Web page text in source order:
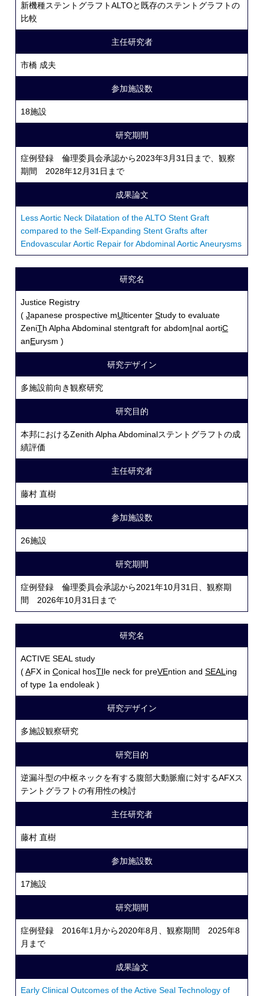
新機種ステントグラフトALTOと既存のステントグラフトの
比較
主任研究者
市橋 成夫
参加施設数
18施設
研究期間
症例登録 倫理委員会承認から2023年3月31日まで、観察
期間 2028年12月31日まで
成果論文
Less Aortic Neck Dilatation of the ALTO Stent Graft
compared to the Self-Expanding Stent Grafts after
Endovascular Aortic Repair for Abdominal Aortic Aneurysms
研究名
Justice Registry
(Japanese prospective mUlticenterStudy to evaluate
ZeniTh Alpha Abdominal stentgraft for abdomInal aortiC
anEurysm )
研究デザイン
多施設前向き観察研究
研究目的
本邦におけるZenith Alpha Abdominalステントグラフトの成
績評価
主任研究者
藤村 直樹
参加施設数
26施設
研究期間
症例登録 倫理委員会承認から2021年10月31日、観察期
間 2026年10月31日まで
研究名
ACTIVE SEAL study
(AFX inConical hosTIle neck for preVEntion andSEAL ing
of type 1a endoleak )
研究デザイン
多施設観察研究
研究目的
逆漏斗型の中枢ネックを有する腹部大動脈瘤に対するAFXス
テントグラフトの有用性の検討
主任研究者
藤村 直樹
参加施設数
17施設
研究期間
症例登録 2016年1月から2020年8月、観察期間 2025年8
月まで
成果論文
Early Clinical Outcomes of the Active Seal Technology of